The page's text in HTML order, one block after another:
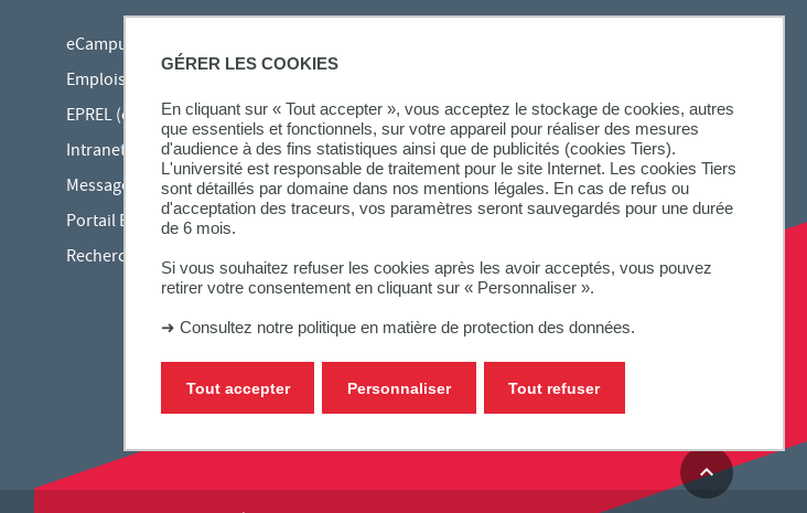
GÉRER LES COOKIES
En cliquant sur « Tout accepter », vous acceptez le stockage de cookies, autres
que essentiels et fonctionnels, sur votre appareil pour réaliser des mesures
d'audience à des fins statistiques ainsi que de publicités (cookies Tiers).
L'université est responsable de traitement pour le site Internet. Les cookies Tiers
sont détaillés par domaine dans nos mentions légales. En cas de refus ou
d'acceptation des traceurs, vos paramètres seront sauvegardés pour une durée
de 6 mois.
Si vous souhaitez refuser les cookies après les avoir acceptés, vous pouvez
retirer votre consentement en cliquant sur « Personnaliser ».
➜ Consultez notre politique en matière de protection des données.
Tout accepter Tout refuser
Personnaliser
eCampus
Emplois du temps en ligne
EPREL (cours en ligne)
Intranet des personnels
Messagerie étudiante
Portail Bu Athéna
Rechercher une formation